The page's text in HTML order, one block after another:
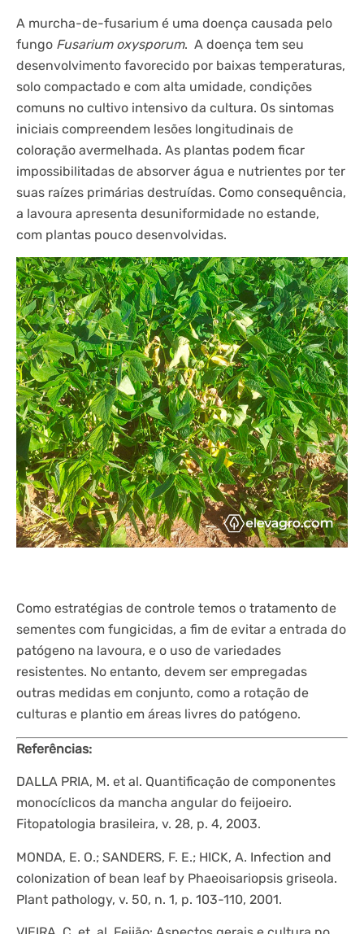
A murcha-de-fusarium é uma doença causada pelo
fungo Fusarium oxysporum. A doença tem seu
desenvolvimento favorecido por baixas temperaturas,
solo compactado e com alta umidade, condições
comuns no cultivo intensivo da cultura. Os sintomas
iniciais compreendem lesões longitudinais de
coloração avermelhada. As plantas podem ficar
impossibilitadas de absorver água e nutrientes por ter
suas raízes primárias destruídas. Como consequência,
a lavoura apresenta desuniformidade no estande,
com plantas pouco desenvolvidas.
Como estratégias de controle temos o tratamento de
sementes com fungicidas, a fim de evitar a entrada do
patógeno na lavoura, e o uso de variedades
resistentes. No entanto, devem ser empregadas
outras medidas em conjunto, como a rotação de
culturas e plantio em áreas livres do patógeno.
Referências:
DALLA PRIA, M. et al. Quantificação de componentes
monocíclicos da mancha angular do feijoeiro.
Fitopatologia brasileira, v. 28, p. 4, 2003.
MONDA, E. O.; SANDERS, F. E.; HICK, A. Infection and
colonization of bean leaf by Phaeoisariopsis griseola.
Plant pathology, v. 50, n. 1, p. 103-110, 2001.